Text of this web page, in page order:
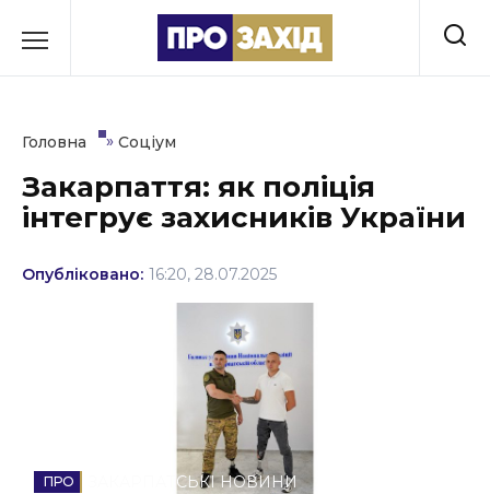
до
Культура
Освіта
Головна » Соціум
Закарпаття: як поліція
інтегрує захисників України
Опубліковано: 16:20, 28.07.2025
ЗАКАРПАТСЬКІ НОВИНИ